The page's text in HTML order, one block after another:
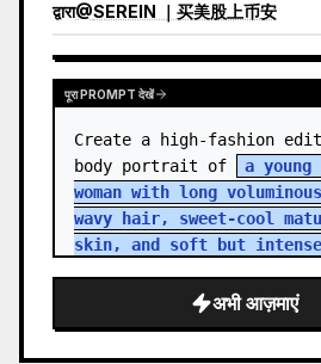
द्वारा@SEREIN ｜买美股上币安
पूरा PROMPT देखें
Create a high-fashion
body portrait of
a young
woman with long
wavy hair, sweet-cool
skin, and soft but
अभी आज़माएं